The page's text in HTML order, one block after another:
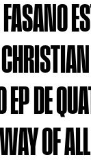
EP DE
OF